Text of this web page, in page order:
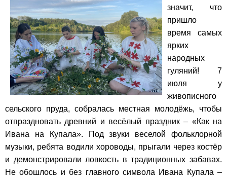
значит, что
пришло
время самых
ярких
народных
гуляний! 7
июля у
живописного
сельского пруда, собралась местная молодёжь, чтобы
отпраздновать древний и весёлый праздник – «Как на
Ивана на Купала». Под звуки веселой фольклорной
музыки, ребята водили хороводы, прыгали через костёр
и демонстрировали ловкость в традиционных забавах.
Не обошлось и без главного символа Ивана Купала –